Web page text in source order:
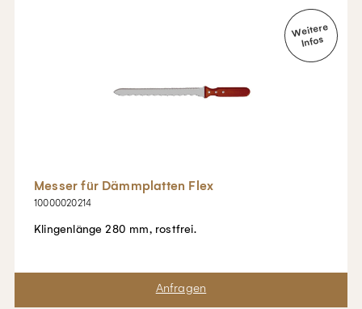
Messer für Dämmplatten Flex
10000020214
Klingenlänge 280 mm, rostfrei.